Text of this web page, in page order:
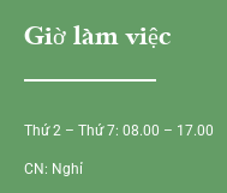
Giờ làm việc
Thứ 2 – Thứ 7: 08.00 – 17.00
CN: Nghỉ